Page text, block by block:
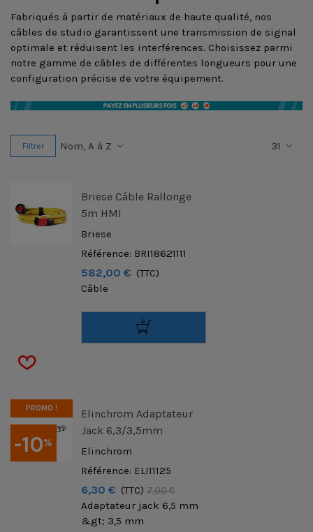
Fabriqués à partir de matériaux de haute qualité, nos
câbles de studio garantissent une transmission de signal
optimale et réduisent les interférences. Choisissez parmi
notre gamme de câbles de différentes longueurs pour une
configuration précise de votre équipement.
Filtrer Nom, A à Z 31
Briese Câble Rallonge
5m HMI
Briese
Référence: BRI18621111
582,00 € (TTC)
Câble
-10%
PROMO !
Elinchrom Adaptateur
Jack 6,3/3,5mm
Elinchrom
Référence: ELI11125
6,30 € (TTC) 7,00 €
Adaptateur jack 6,5 mm
&gt; 3,5 mm